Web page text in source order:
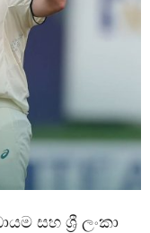
සහ ශ්‍රී ලංකා